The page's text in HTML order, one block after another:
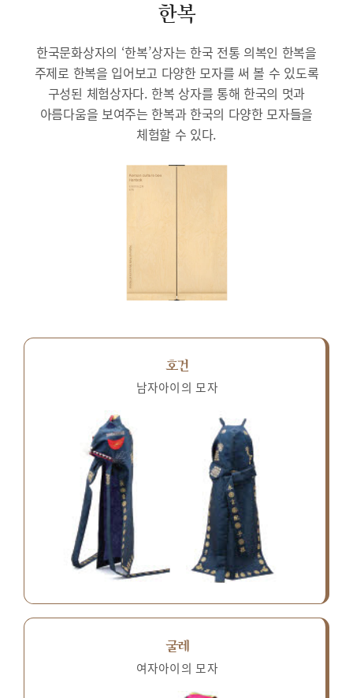
한복
한국문화상자의 ‘한복’상자는 한국 전통 의복인 한복을
주제로 한복을 입어보고 다양한 모자를 써 볼 수 있도록
구성된 체험상자다. 한복 상자를 통해 한국의 멋과
아름다움을 보여주는 한복과 한국의 다양한 모자들을
체험할 수 있다.
호건
남자아이의 모자
굴레
여자아이의 모자